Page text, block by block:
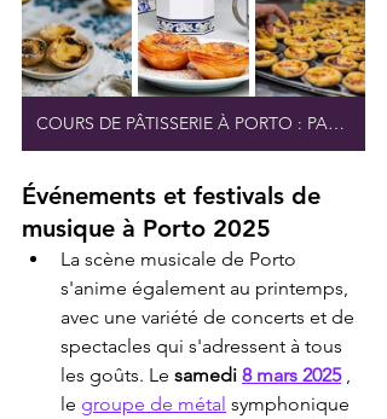
COURS DE PÂTISSERIE À PORTO : PASTEIS DE NATA
Événements et festivals de
musique à Porto 2025
La scène musicale de Porto
s'anime également au printemps,
avec une variété de concerts et de
spectacles qui s'adressent à tous
les goûts. Le samedi 8 mars 2025 ,
le groupe de métal symphonique